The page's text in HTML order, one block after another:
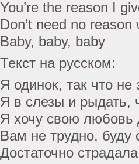
You’re the reason I
Don’t need no reason
Baby, baby, baby
Текст на русском:
Я одинок, так что
Я в слезы и рыдать,
Я хочу свою любовь
Вам не трудно, буду
Достаточно